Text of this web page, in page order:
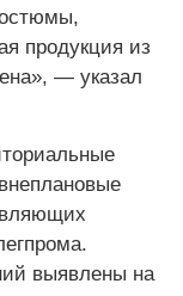
продукция из
— указал
выявлены на